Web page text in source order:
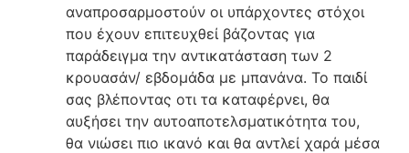
αναπροσαρμοστούν οι υπάρχοντες στόχοι
που έχουν επιτευχθεί βάζοντας για
παράδειγμα την αντικατάσταση των 2
κρουασάν/ εβδομάδα με μπανάνα. Το παιδί
σας βλέποντας οτι τα καταφέρνει, θα
αυξήσει την αυτοαποτελσματικότητα του,
θα νιώσει πιο ικανό και θα αντλεί χαρά μέσα